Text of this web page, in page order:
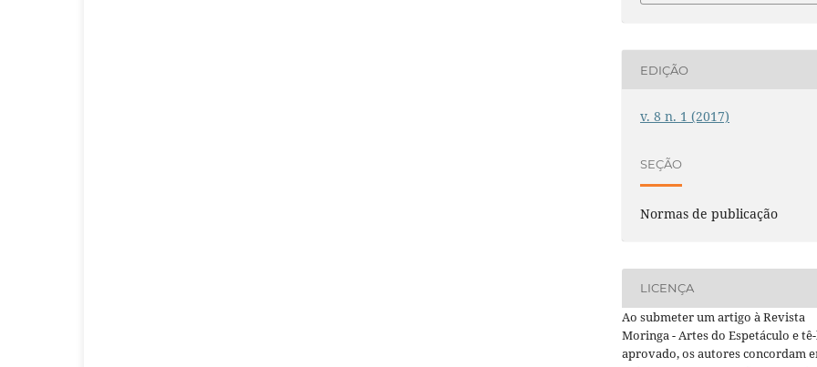
EDIÇÃO
v. 8 n. 1 (2017)
SEÇÃO
Normas de publicação
LICENÇA
Ao submeter um artigo à Revista
Moringa - Artes do Espetáculo e
aprovado, os autores concordam